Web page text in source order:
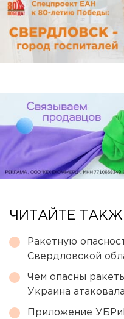
ЧИТАЙТЕ
Ракетную
Свердловской
Чем опасны
Украина
Приложение